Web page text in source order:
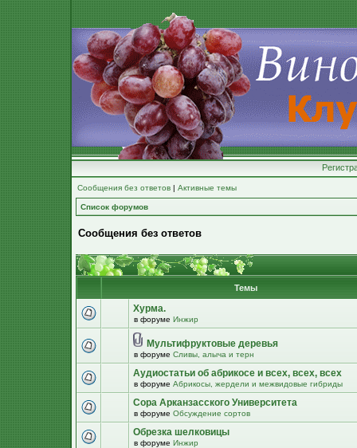
Сообщения без ответов | Активные темы
Список форумов
Сообщения без ответов
Темы
Хурма.
в форуме Инжир
Мультифруктовые деревья
в форуме Сливы, алыча и терн
Аудиостатьи об абрикосе и всех, всех, всех
в форуме Абрикосы, жердели и межвидовые гибриды
Сора Арканзасского Университета
в форуме Обсуждение сортов
Обрезка шелковицы
в форуме Инжир